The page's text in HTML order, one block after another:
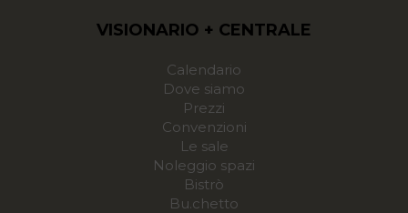
VISIONARIO + CENTRALE
Calendario
Dove siamo
Prezzi
Convenzioni
Le sale
Noleggio spazi
Bistrò
Bu.chetto